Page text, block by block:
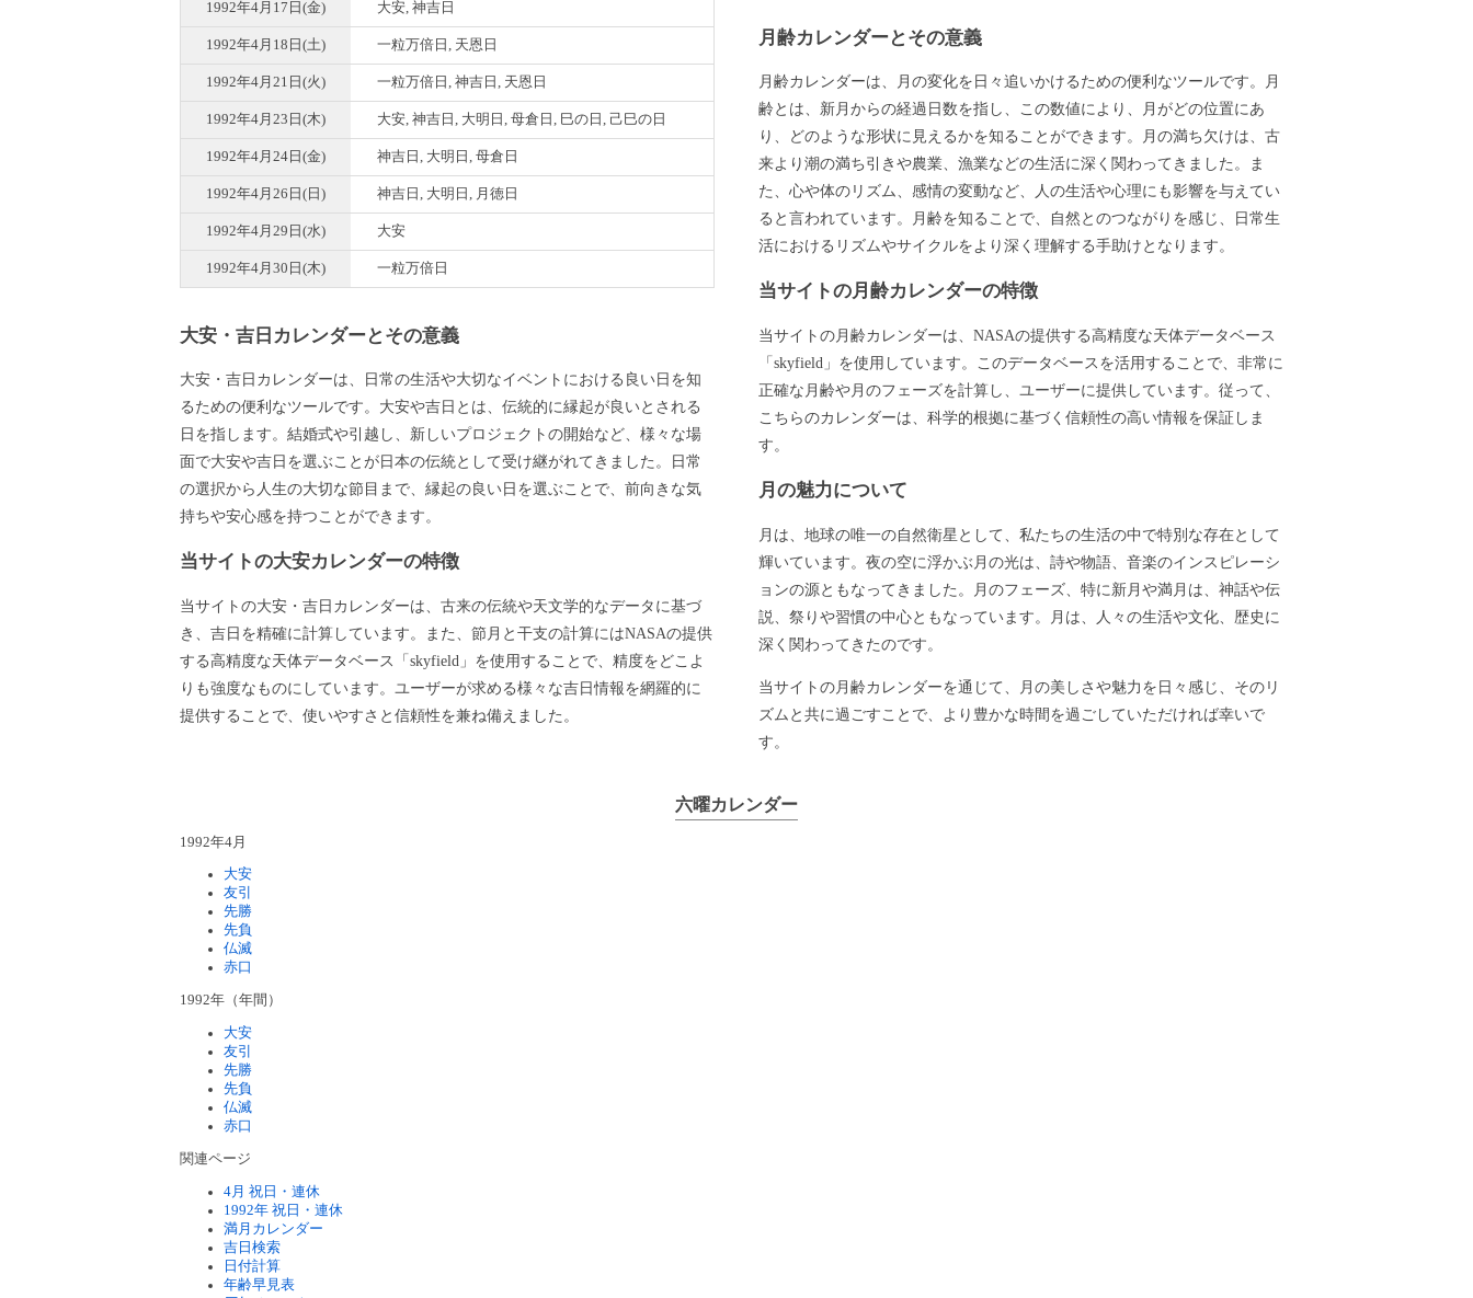
1992年4月17日(金) 大安, 神吉日
1992年4月18日(土) 一粒万倍日, 天恩日
1992年4月21日(火) 一粒万倍日, 神吉日, 天恩日
1992年4月23日(木) 大安, 神吉日, 大明日, 母倉日, 巳の日, 己巳の日
1992年4月24日(金) 神吉日, 大明日, 母倉日
1992年4月26日(日) 神吉日, 大明日, 月徳日
1992年4月29日(水) 大安
1992年4月30日(木) 一粒万倍日
大安・吉日カレンダーとその意義
大安・吉日カレンダーは、日常の生活や大切なイベントにおける良い日を知
るための便利なツールです。大安や吉日とは、伝統的に縁起が良いとされる
日を指します。結婚式や引越し、新しいプロジェクトの開始など、様々な場
面で大安や吉日を選ぶことが日本の伝統として受け継がれてきました。日常
の選択から人生の大切な節目まで、縁起の良い日を選ぶことで、前向きな気
持ちや安心感を持つことができます。
当サイトの大安カレンダーの特徴
当サイトの大安・吉日カレンダーは、古来の伝統や天文学的なデータに基づ
き、吉日を精確に計算しています。また、節月と干支の計算にはNASAの提供
する高精度な天体データベース「skyfield」を使用することで、精度をどこよ
りも強度なものにしています。ユーザーが求める様々な吉日情報を網羅的に
提供することで、使いやすさと信頼性を兼ね備えました。
月齢カレンダーとその意義
月齢カレンダーは、月の変化を日々追いかけるための便利なツールです。月
齢とは、新月からの経過日数を指し、この数値により、月がどの位置にあ
り、どのような形状に見えるかを知ることができます。月の満ち欠けは、古
来より潮の満ち引きや農業、漁業などの生活に深く関わってきました。ま
た、心や体のリズム、感情の変動など、人の生活や心理にも影響を与えてい
ると言われています。月齢を知ることで、自然とのつながりを感じ、日常生
活におけるリズムやサイクルをより深く理解する手助けとなります。
当サイトの月齢カレンダーの特徴
当サイトの月齢カレンダーは、NASAの提供する高精度な天体データベース
「skyfield」を使用しています。このデータベースを活用することで、非常に
正確な月齢や月のフェーズを計算し、ユーザーに提供しています。従って、
こちらのカレンダーは、科学的根拠に基づく信頼性の高い情報を保証しま
す。
月の魅力について
月は、地球の唯一の自然衛星として、私たちの生活の中で特別な存在として
輝いています。夜の空に浮かぶ月の光は、詩や物語、音楽のインスピレーシ
ョンの源ともなってきました。月のフェーズ、特に新月や満月は、神話や伝
説、祭りや習慣の中心ともなっています。月は、人々の生活や文化、歴史に
深く関わってきたのです。
当サイトの月齢カレンダーを通じて、月の美しさや魅力を日々感じ、そのリ
ズムと共に過ごすことで、より豊かな時間を過ごしていただければ幸いで
す。
六曜カレンダー
1992年4月
大安
友引
先勝
先負
仏滅
赤口
1992年（年間）
大安
友引
先勝
先負
仏滅
赤口
関連ページ
4月 祝日・連休
1992年 祝日・連休
満月カレンダー
吉日検索
日付計算
年齢早見表